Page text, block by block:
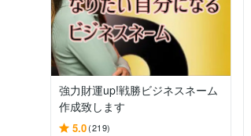
強力財運up!戦勝ビジネスネーム
作成致します
5.0(219)